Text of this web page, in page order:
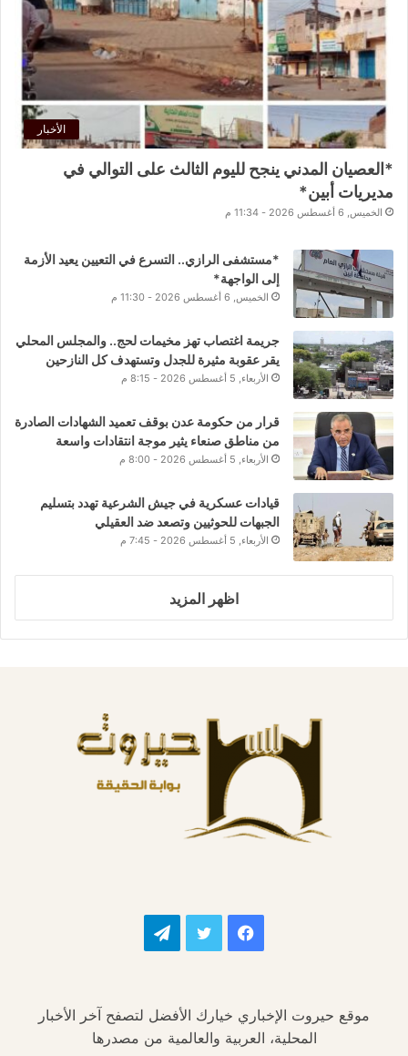
الأخبار
*العصيان المدني ينجح لليوم الثالث على التوالي في
مديريات أبين*
الخميس, 6 أغسطس 2026 - 11:34 م
*مستشفى الرازي.. التسرع في التعيين يعيد الأزمة
إلى الواجهة*
الخميس, 6 أغسطس 2026 - 11:30 م
جريمة اغتصاب تهز مخيمات لحج.. والمجلس المحلي
يقر عقوبة مثيرة للجدل وتستهدف كل النازحين
الأربعاء, 5 أغسطس 2026 - 8:15 م
قرار من حكومة عدن بوقف تعميد الشهادات الصادرة
من مناطق صنعاء يثير موجة انتقادات واسعة
الأربعاء, 5 أغسطس 2026 - 8:00 م
قيادات عسكرية في جيش الشرعية تهدد بتسليم
الجبهات للحوثيين وتصعد ضد العقيلي
الأربعاء, 5 أغسطس 2026 - 7:45 م
اظهر المزيد
فيسبوك تويتر تيلقرام
موقع حيروت الإخباري خيارك الأفضل لتصفح آخر الأخبار
المحلية، العربية والعالمية من مصدرها